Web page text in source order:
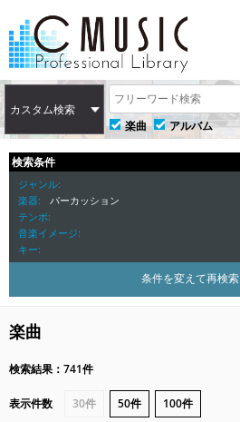
カスタム検索
楽曲
アルバム
検索条件
ジャンル
楽器
パーカッション
テンポ
音楽イメージ
キー
条件を変えて再検索
楽曲
検索結果：741件
表示件数 30件 50件 100件